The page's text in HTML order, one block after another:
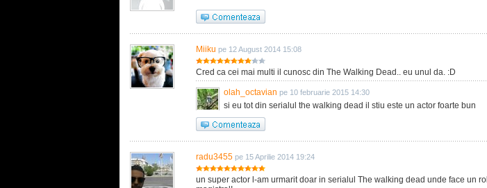
Miiku pe 12 August 2014 15:08
Cred ca cei mai multi il cunosc din The Walking Dead.. eu unul da. :D
olah_octavian pe 10 februarie 2015 14:30
si eu tot din serialul the walking dead il stiu este un actor foarte bun
radu3455 pe 15 Aprilie 2014 19:24
un super actor l-am urmarit doar in serialul The walking dead unde face un rol